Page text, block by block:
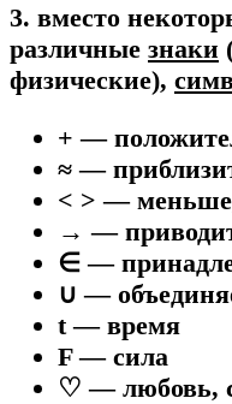
3. вместо
различные знаки
физические),
+ —
≈ —
< > —
→ —
∈ —
∪ —
t — время
F — сила
♡ — любовь,